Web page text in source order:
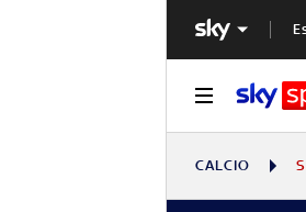
CALCIO